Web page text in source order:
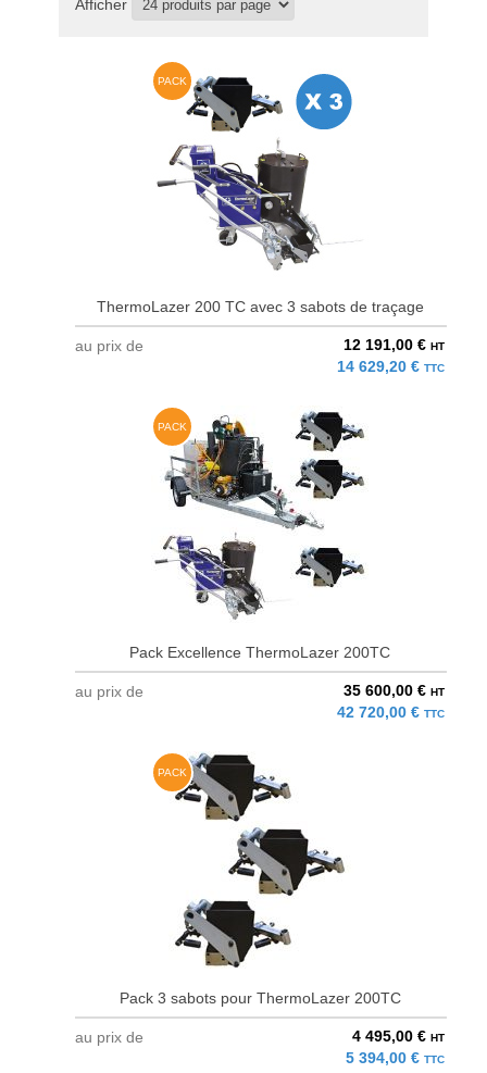
Afficher
PACK
ThermoLazer 200 TC avec 3 sabots de traçage
au prix de 12 191,00 € HT
14 629,20 € TTC
PACK
Pack Excellence ThermoLazer 200TC
au prix de 35 600,00 € HT
42 720,00 € TTC
PACK
Pack 3 sabots pour ThermoLazer 200TC
au prix de 4 495,00 € HT
5 394,00 € TTC